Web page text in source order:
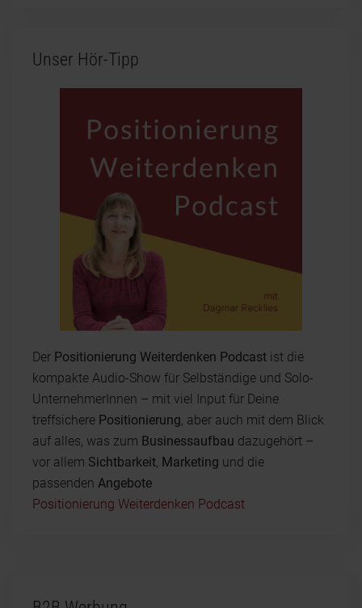
Unser Hör-Tipp
Der Positionierung Weiterdenken Podcast ist die
kompakte Audio-Show für Selbständige und Solo-
UnternehmerInnen – mit viel Input für Deine
treffsichere Positionierung, aber auch mit dem Blick
auf alles, was zum Businessaufbau dazugehört –
vor allem Sichtbarkeit, Marketing und die
passenden Angebote
Positionierung Weiterdenken Podcast